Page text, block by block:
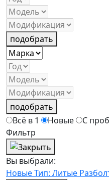
подобрать
подобрать
Всё в 1
Новые
С
Фильтр
Вы выбрали:
НовыеТип: Литые